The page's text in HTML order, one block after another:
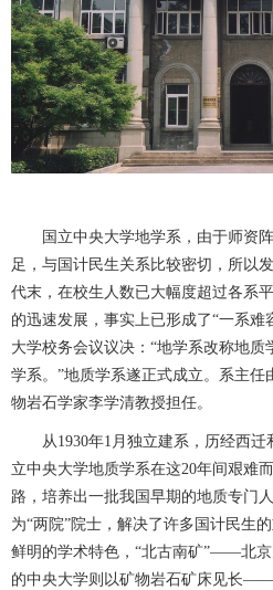
国立中央大学地学系，由于师资
足，与国计民生关系比较密切，所以
代末，在校生人数已大幅度超过各系
的迅速发展，事实上已形成了“一系难
大学校务会议议决： “地学系改称地质
学系。 ”地质学系遂正式成立。 系主任
物岩石学家李学清教授担任。
从1930年1月独立建系，历经西
立中央大学地质学系在这20年间艰难
路，培养出一批我国早期的地质专门
为“两院”院士，解决了许多国计民生
鲜明的学术特色，“北古南矿”——北
的中央大学则以矿物岩石矿床见长——